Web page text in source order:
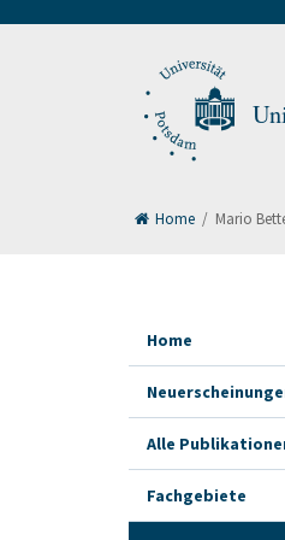
Home / Mario
Home
Alle
Fachgebiete